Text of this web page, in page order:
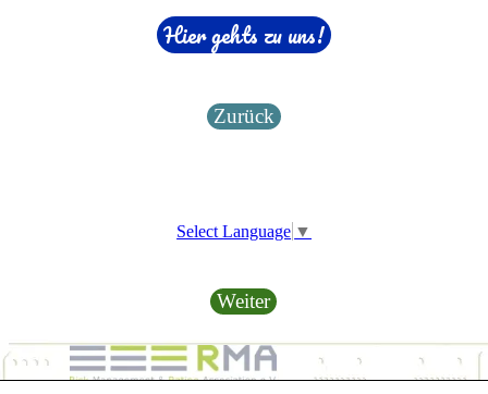
Hier gehts zu uns!
Zurück
Select Language ▼
Weiter